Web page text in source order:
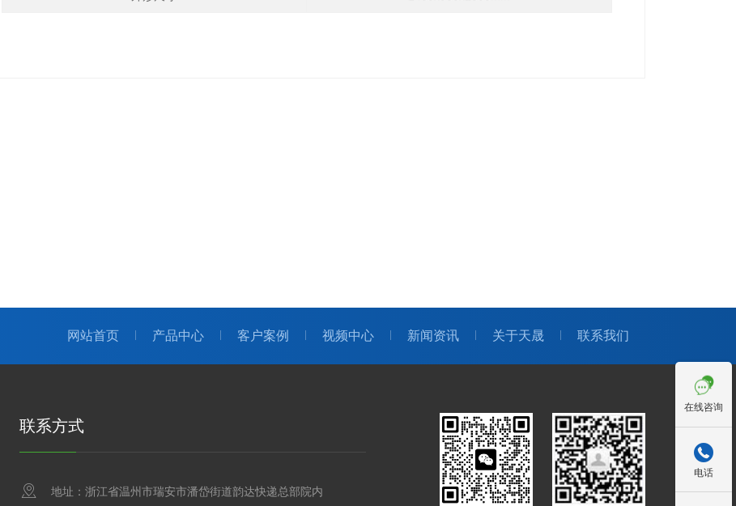
网站首页 产品中心 客户案例 视频中心 新闻资讯 关于天晟 联系我们
联系方式
地址：浙江省温州市瑞安市潘岱街道韵达快递总部院内
在线咨询

电话